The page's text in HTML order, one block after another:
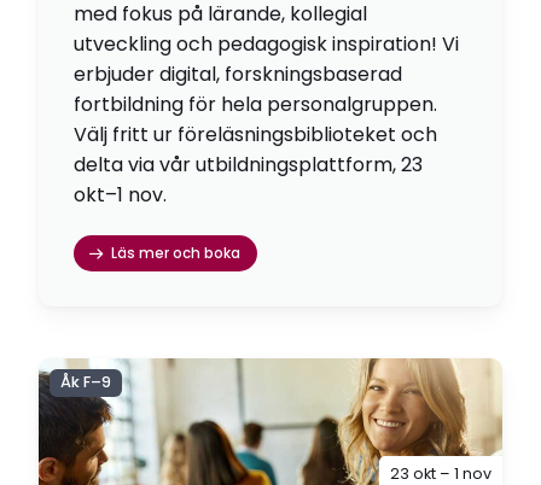
med fokus på lärande, kollegial
utveckling och pedagogisk inspiration! Vi
erbjuder digital, forskningsbaserad
fortbildning för hela personalgruppen.
Välj fritt ur föreläsningsbiblioteket och
delta via vår utbildningsplattform, 23
okt–1 nov.
Läs mer och boka
Åk F–9
23 okt – 1 nov